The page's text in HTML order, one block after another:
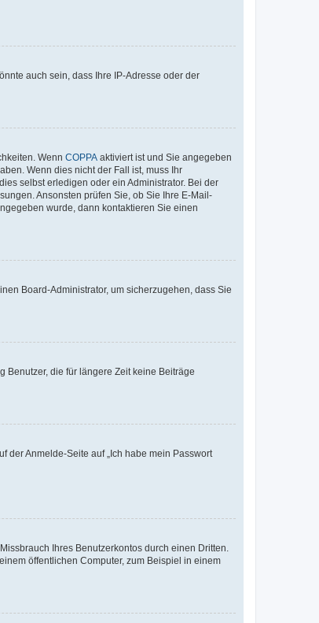
auch sein, dass Ihre IP-Adresse oder der
Wenn COPPA aktiviert ist und Sie angegeben
Wenn dies nicht der Fall ist, muss Ihr
selbst erledigen oder ein Administrator. Bei der
Ansonsten prüfen Sie, ob Sie Ihre E-Mail-
wurde, dann kontaktieren Sie einen
Board-Administrator, um sicherzugehen, dass Sie
Benutzer, die für längere Zeit keine Beiträge
der Anmelde-Seite auf „Ich habe mein Passwort
Ihres Benutzerkontos durch einen Dritten.
öffentlichen Computer, zum Beispiel in einem